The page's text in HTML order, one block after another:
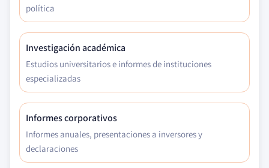
política
Investigación académica
Estudios universitarios e informes de instituciones
especializadas
Informes corporativos
Informes anuales, presentaciones a inversores y
declaraciones